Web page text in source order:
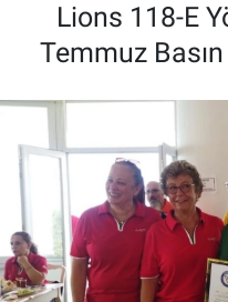
Lions 118-E
Temmuz Basın
Son Dakika
Haber Arşivi